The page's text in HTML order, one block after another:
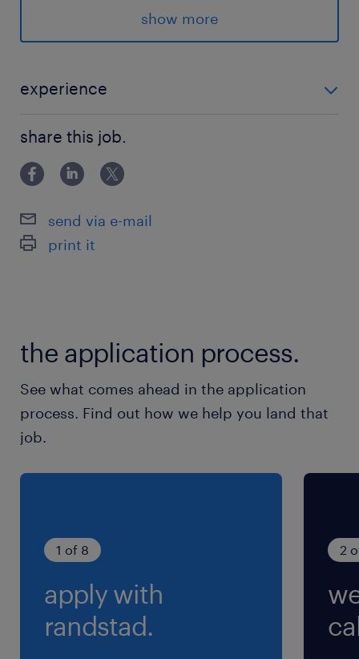
◎少人数のチームで静かな環境！
気になったら＼応募ボタンをポチっ／
多様な業界の中小企業や大手企業に対し、組織運
営や業務プロセス改善、新規事業立ち上げなどを
最寄駅
片町線／四条畷駅（車18分）
片町線／住道駅（車16分）
休日休暇
就業時間
9:00-18:00（実働8時間00分・休憩60分）
残業
show more
experience
フォーマット入力ができればOK！
share this job.
send via e-mail
print it
the application process.
See what comes ahead in the application
process. Find out how we help you land that
job.
1 of 8
apply with
randstad.
2